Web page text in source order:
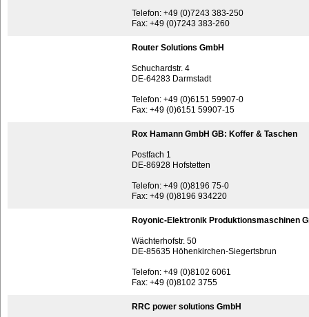
Telefon: +49 (0)7243 383-250
Fax: +49 (0)7243 383-260
Router Solutions GmbH
Schuchardstr. 4
DE-64283 Darmstadt
Telefon: +49 (0)6151 59907-0
Fax: +49 (0)6151 59907-15
Rox Hamann GmbH GB: Koffer & Taschen
Postfach 1
DE-86928 Hofstetten
Telefon: +49 (0)8196 75-0
Fax: +49 (0)8196 934220
Royonic-Elektronik Produktionsmaschinen
Wächterhofstr. 50
DE-85635 Höhenkirchen-Siegertsbrun
Telefon: +49 (0)8102 6061
Fax: +49 (0)8102 3755
RRC power solutions GmbH